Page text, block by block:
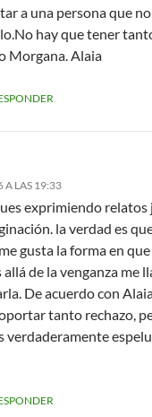
a una persona que
hay que tener
Morgana. Alaia
A LAS 19:33
exprimiendo relatos
la verdad es
gusta la forma en
de la venganza me
De acuerdo con
tanto rechazo,
verdaderamente